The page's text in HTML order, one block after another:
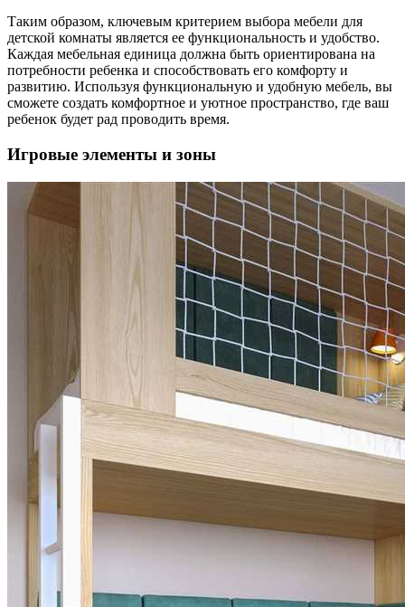
Таким образом, ключевым критерием выбора мебели для
детской комнаты является ее функциональность и удобство.
Каждая мебельная единица должна быть ориентирована на
потребности ребенка и способствовать его комфорту и
развитию. Используя функциональную и удобную мебель, вы
сможете создать комфортное и уютное пространство, где ваш
ребенок будет рад проводить время.
Игровые элементы и зоны